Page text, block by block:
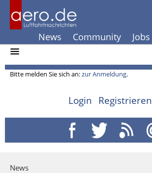
News Community Jobs
Bitte melden Sie sich an:zur Anmeldung.
Login Registrieren
News